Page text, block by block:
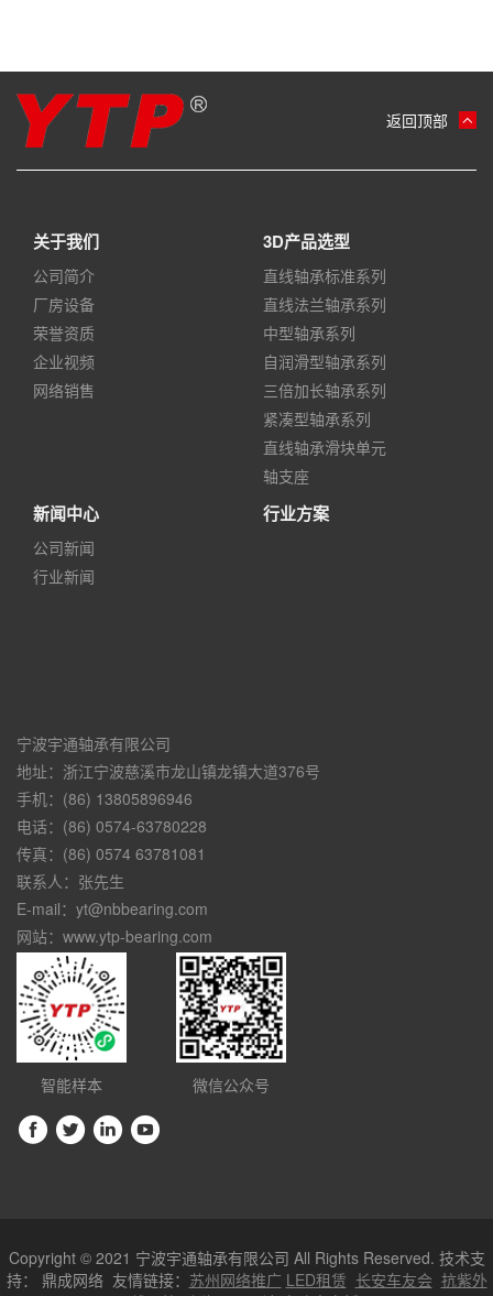
返回顶部
关于我们
公司简介
厂房设备
荣誉资质
企业视频
网络销售
3D产品选型
直线轴承标准系列
直线法兰轴承系列
中型轴承系列
自润滑型轴承系列
三倍加长轴承系列
紧凑型轴承系列
直线轴承滑块单元
轴支座
新闻中心
公司新闻
行业新闻
行业方案
宁波宇通轴承有限公司
地址：浙江宁波慈溪市龙山镇龙镇大道376号
手机：(86) 13805896946
电话：(86) 0574-63780228
传真：(86) 0574 63781081
联系人：张先生
E-mail：yt@nbbearing.com
网站：www.ytp-bearing.com
智能样本 微信公众号
Copyright © 2021 宁波宇通轴承有限公司 All Rights Reserved. 技术支
持： 鼎成网络友情链接： 苏州网络推广 LED租赁 长安车友会 抗紫外